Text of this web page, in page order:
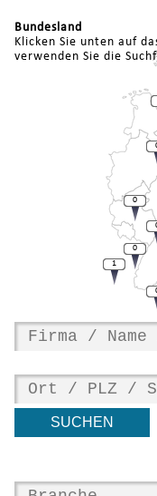
Bundesland
Klicken Sie unten auf
verwenden Sie die
0
1
0